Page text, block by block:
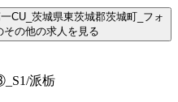
CU_茨城県東茨城郡茨城町_フォ
その他の求人を見る
派栃